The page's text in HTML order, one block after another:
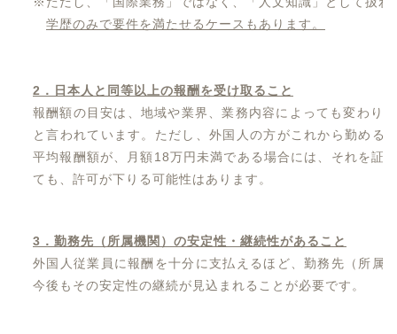
学歴のみで要件を満たせるケースもあります。
2 ．日本人と同等以上の報酬を受け取ること
報酬額の目安は、地域や業界、業務内容によっても変わり
と言われています。ただし、外国人の方がこれから勤める
平均報酬額が、月額18万円未満である場合には、それを証
ても、許可が下りる可能性はあります。
3 ．勤務先（所属機関）の安定性・継続性があること
外国人従業員に報酬を十分に支払えるほど、勤務先（所属
今後もその安定性の継続が見込まれることが必要です。